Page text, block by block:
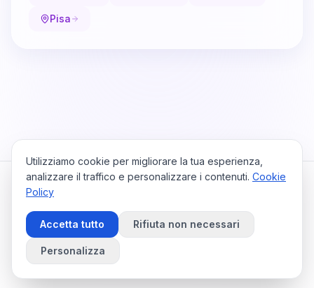
Pisa
HomeViaggiPrivacy PolicyCookie PolicyContattaci
Preferenze Cookie
©2026
Utilizziamo cookie per migliorare la tua esperienza,
analizzare il traffico e personalizzare i contenuti. Cookie
Policy
Accetta tutto Rifiuta non necessari
Personalizza